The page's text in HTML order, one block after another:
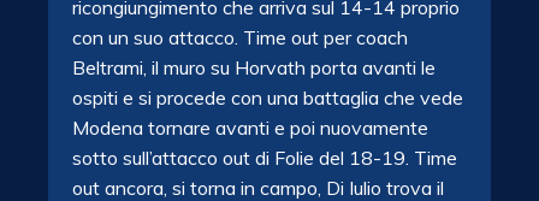
ricongiungimento che arriva sul 14-14 proprio
con un suo attacco. Time out per coach
Beltrami, il muro su Horvath porta avanti le
ospiti e si procede con una battaglia che vede
Modena tornare avanti e poi nuovamente
sotto sull’attacco out di Folie del 18-19. Time
out ancora, si torna in campo, Di Iulio trova il